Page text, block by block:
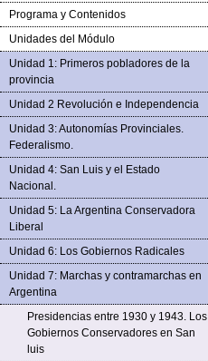
Programa y Contenidos
Unidades del Módulo
Unidad 1: Primeros pobladores de la
provincia
Unidad 2 Revolución e Independencia
Unidad 3: Autonomías Provinciales.
Federalismo.
Unidad 4: San Luis y el Estado
Nacional.
Unidad 5: La Argentina Conservadora
Liberal
Unidad 6: Los Gobiernos Radicales
Unidad 7: Marchas y contramarchas en
Argentina
Presidencias entre 1930 y 1943. Los
Gobiernos Conservadores en San
luis